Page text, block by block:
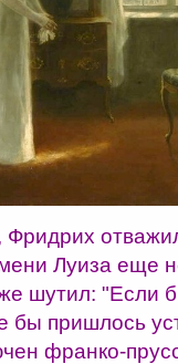
Луиза еще
шутил: "Если
бы пришлось
франко-